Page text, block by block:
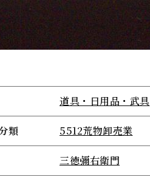
道具・日用品・武具
類 5512荒物卸売業
三徳彌右衛門